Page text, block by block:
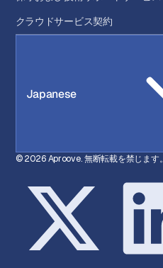
クラウドサービス契約
Japanese
© 2026 Aproove. 無断転載を禁じます。